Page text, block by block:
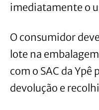
imediatamente o
O consumidor
lote na
com o SAC da
devolução e